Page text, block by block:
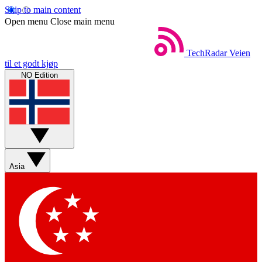
Skip to main content
Open menu Close main menu
TechRadar Veien
til et godt kjøp
NO Edition
Asia